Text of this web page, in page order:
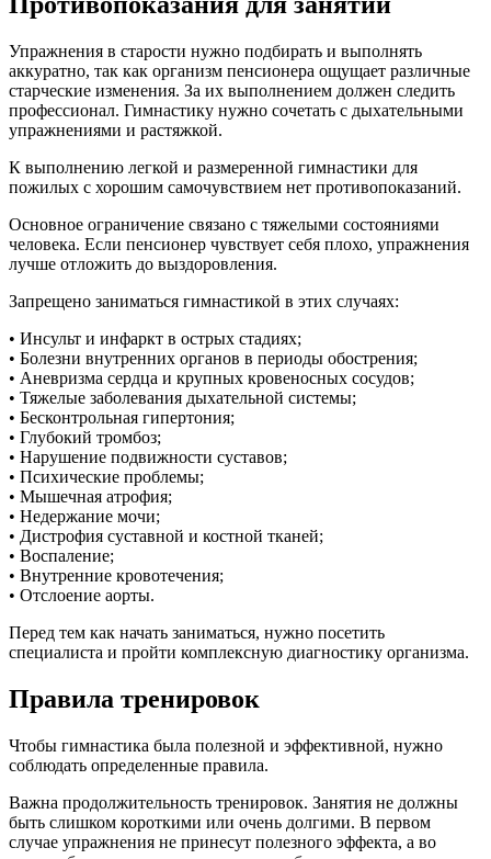
Упражнения в старости нужно подбирать и выполнять
аккуратно, так как организм пенсионера ощущает различные
старческие изменения. За их выполнением должен следить
профессионал. Гимнастику нужно сочетать с дыхательными
упражнениями и растяжкой.
К выполнению легкой и размеренной гимнастики для
пожилых с хорошим самочувствием нет противопоказаний.
Основное ограничение связано с тяжелыми состояниями
человека. Если пенсионер чувствует себя плохо, упражнения
лучше отложить до выздоровления.
Запрещено заниматься гимнастикой в этих случаях:
• Инсульт и инфаркт в острых стадиях;
• Болезни внутренних органов в периоды обострения;
• Аневризма сердца и крупных кровеносных сосудов;
• Тяжелые заболевания дыхательной системы;
• Бесконтрольная гипертония;
• Глубокий тромбоз;
• Нарушение подвижности суставов;
• Психические проблемы;
• Мышечная атрофия;
• Недержание мочи;
• Дистрофия суставной и костной тканей;
• Воспаление;
• Внутренние кровотечения;
• Отслоение аорты.
Перед тем как начать заниматься, нужно посетить
специалиста и пройти комплексную диагностику организма.
Правила тренировок
Чтобы гимнастика была полезной и эффективной, нужно
соблюдать определенные правила.
Важна продолжительность тренировок. Занятия не должны
быть слишком короткими или очень долгими. В первом
случае упражнения не принесут полезного эффекта, а во